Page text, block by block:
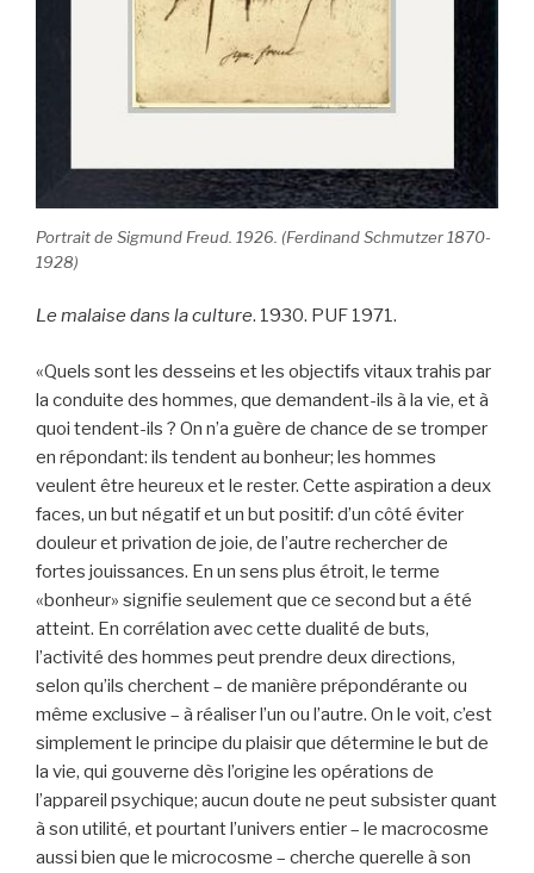
Portrait de Sigmund Freud. 1926. (Ferdinand Schmutzer 1870-
1928)
Le malaise dans la culture. 1930. PUF 1971.
«Quels sont les desseins et les objectifs vitaux trahis par
la conduite des hommes, que demandent-ils à la vie, et à
quoi tendent-ils ? On n’a guère de chance de se trom­per
en répondant: ils tendent au bonheur; les hommes
veulent être heureux et le res­ter. Cette aspiration a deux
faces, un but négatif et un but positif: d’un côté éviter
dou­leur et privation de joie, de l’autre rechercher de
fortes jouissances. En un sens plus étroit, le terme
«bonheur» signifie seulement que ce second but a été
atteint. En corré­lation avec cette dualité de buts,
l’activité des hommes peut prendre deux directions,
selon qu’ils cherchent – de manière prépondérante ou
même exclusive – à réaliser l’un ou l’autre. On le voit, c’est
simplement le principe du plaisir que détermine le but de
la vie, qui gouverne dès l’origine les opérations de
l’appareil psychique; aucun doute ne peut subsister quant
à son utilité, et pourtant l’univers entier – le macrocosme
aussi bien que le microcosme – cherche querelle à son